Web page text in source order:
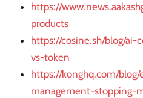
https://
products
https://cosine.sh/blog/
vs-token
https://konghq.com/
management-stopping-